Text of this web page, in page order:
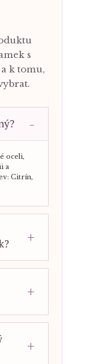
s
k tomu,
oceli,
a
Citrín,